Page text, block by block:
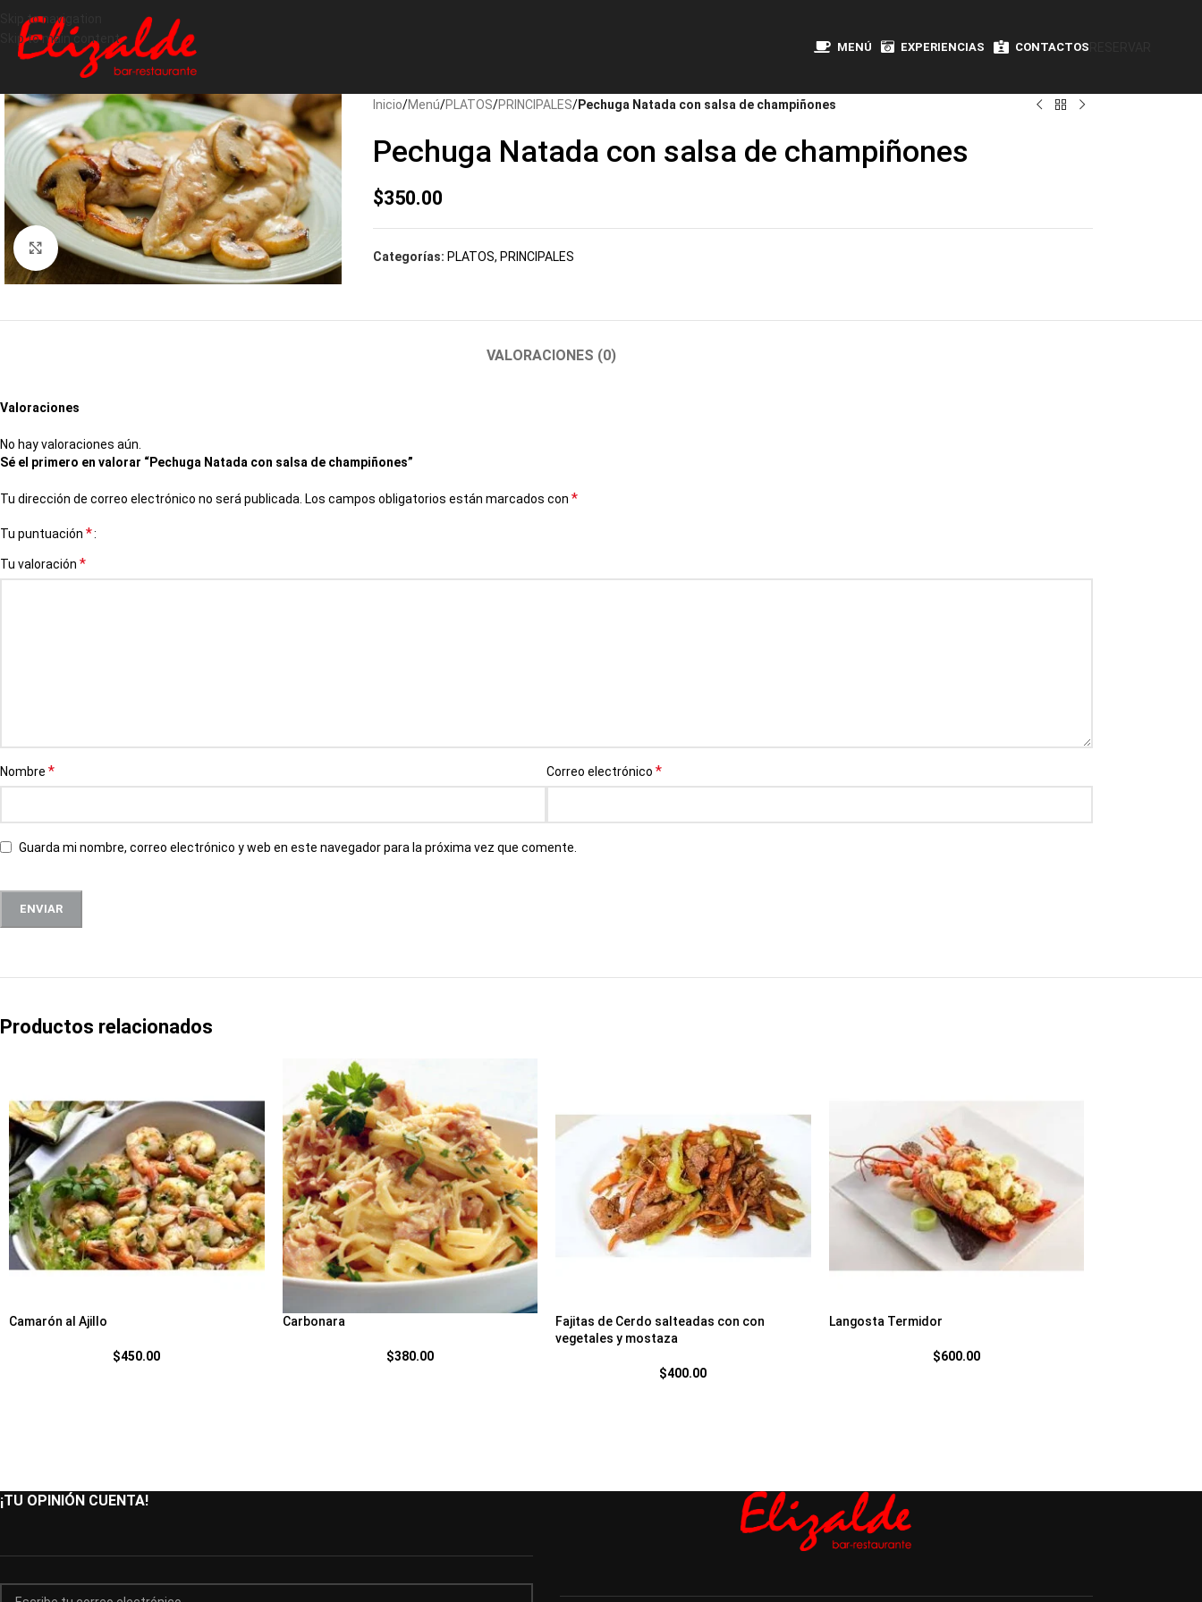
Skip to navigation
Skip to main content
MENÚ EXPERIENCIAS CONTACTOS
Click to enlarge
Inicio/Menú/PLATOS/PRINCIPALES/Pechuga Natada con salsa de champiñones
Pechuga Natada con salsa de champiñones
$350.00
Categorías: PLATOS, PRINCIPALES
VALORACIONES (0)
Valoraciones
No hay valoraciones aún.
Sé el primero en valorar “Pechuga Natada con salsa de champiñones”
Tu dirección de correo electrónico no será publicada. Los campos obligatorios están marcados con *
Tu puntuación *
Tu valoración *
Nombre * Correo electrónico *
Guarda mi nombre, correo electrónico y web en este navegador para la próxima vez que comente.
Productos relacionados
Camarón al Ajillo
$450.00
Carbonara
$380.00
Fajitas de Cerdo salteadas con con
vegetales y mostaza
$400.00
Langosta Termidor
$600.00
¡TU OPINIÓN CUENTA!